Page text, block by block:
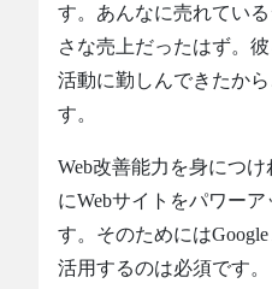
す。あんなに売れてい
さな売上だったはず。
活動に勤しんできたか
す。
Web改善能力を身につ
にWebサイトをパワー
す。そのためには
活用するのは必須です。